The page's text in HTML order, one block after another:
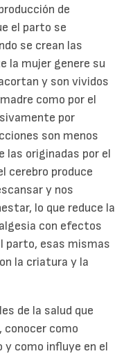
de
el parto se
se crean las
la mujer genere su
y son vividos
como por el
por
son menos
las originadas por el
cerebro produce
y nos
lo que reduce la
con efectos
parto, esas mismas
la criatura y la
de la salud que
conocer como
como influye en el